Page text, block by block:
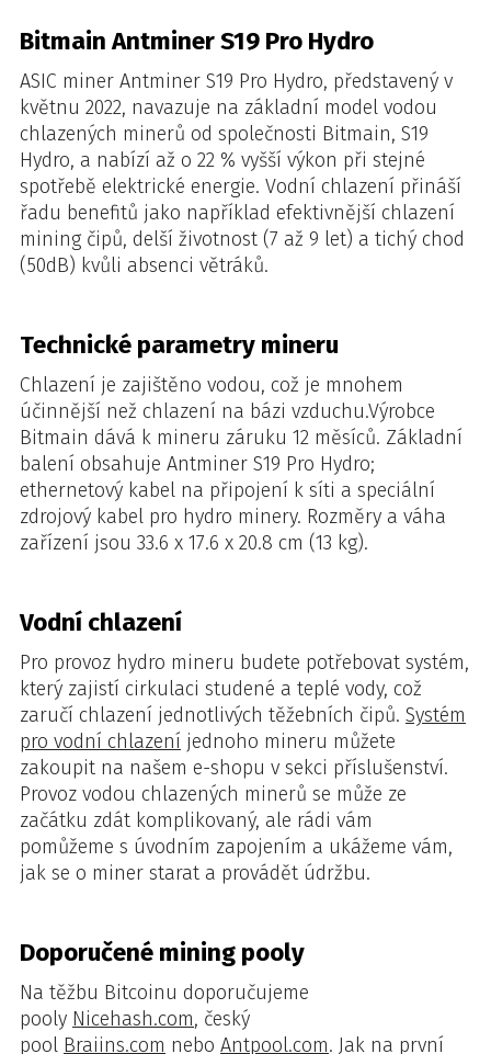
Bitmain Antminer S19 Pro Hydro
ASIC miner Antminer S19 Pro Hydro, představený v
květnu 2022, navazuje na základní model vodou
chlazených minerů od společnosti Bitmain, S19
Hydro, a nabízí až o 22 % vyšší výkon při stejné
spotřebě elektrické energie. Vodní chlazení přináší
řadu benefitů jako například efektivnější chlazení
mining čipů, delší životnost (7 až 9 let) a tichý chod
(50dB) kvůli absenci větráků.
Technické parametry mineru
Chlazení je zajištěno vodou, což je mnohem
účinnější než chlazení na bázi vzduchu.Výrobce
Bitmain dává k mineru záruku 12 měsíců. Základní
balení obsahuje Antminer S19 Pro Hydro;
ethernetový kabel na připojení k síti a speciální
zdrojový kabel pro hydro minery. Rozměry a váha
zařízení jsou 33.6 x 17.6 x 20.8 cm (13 kg).
Vodní chlazení
Pro provoz hydro mineru budete potřebovat systém,
který zajistí cirkulaci studené a teplé vody, což
zaručí chlazení jednotlivých těžebních čipů. Systém
pro vodní chlazení jednoho mineru můžete
zakoupit na našem e-shopu v sekci příslušenství.
Provoz vodou chlazených minerů se může ze
začátku zdát komplikovaný, ale rádi vám
pomůžeme s úvodním zapojením a ukážeme vám,
jak se o miner starat a provádět údržbu.
Doporučené mining pooly
Na těžbu Bitcoinu doporučujeme
pooly Nicehash.com, český
pool Braiins.com nebo Antpool.com. Jak na první